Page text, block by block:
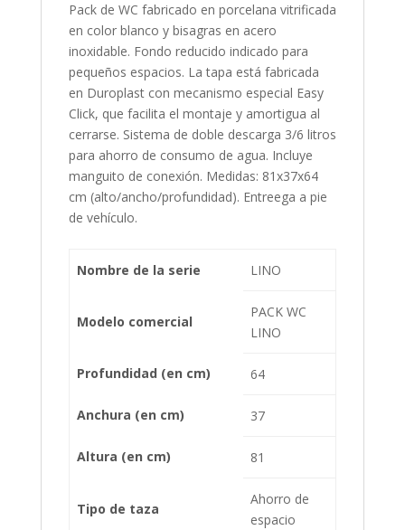
Pack de WC fabricado en porcelana vitrificada
en color blanco y bisagras en acero
inoxidable. Fondo reducido indicado para
pequeños espacios. La tapa está fabricada
en Duroplast con mecanismo especial Easy
Click, que facilita el montaje y amortigua al
cerrarse. Sistema de doble descarga 3/6 litros
para ahorro de consumo de agua. Incluye
manguito de conexión. Medidas: 81x37x64
cm (alto/ancho/profundidad). Entreega a pie
de vehículo.
Nombre de la serie LINO
Modelo comercial
PACK WC
LINO
Profundidad (en cm) 64
Anchura (en cm) 37
Altura (en cm) 81
Tipo de taza
Ahorro de
espacio